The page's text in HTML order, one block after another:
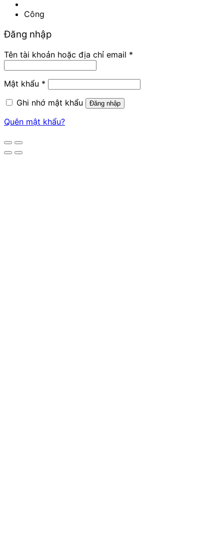
Công
Đăng nhập
Tên tài khoản hoặc địa chỉ email *
Mật khẩu * Bắt
buộc
Ghi nhớ mật khẩu
Đăng nhập
Quên mật khẩu?